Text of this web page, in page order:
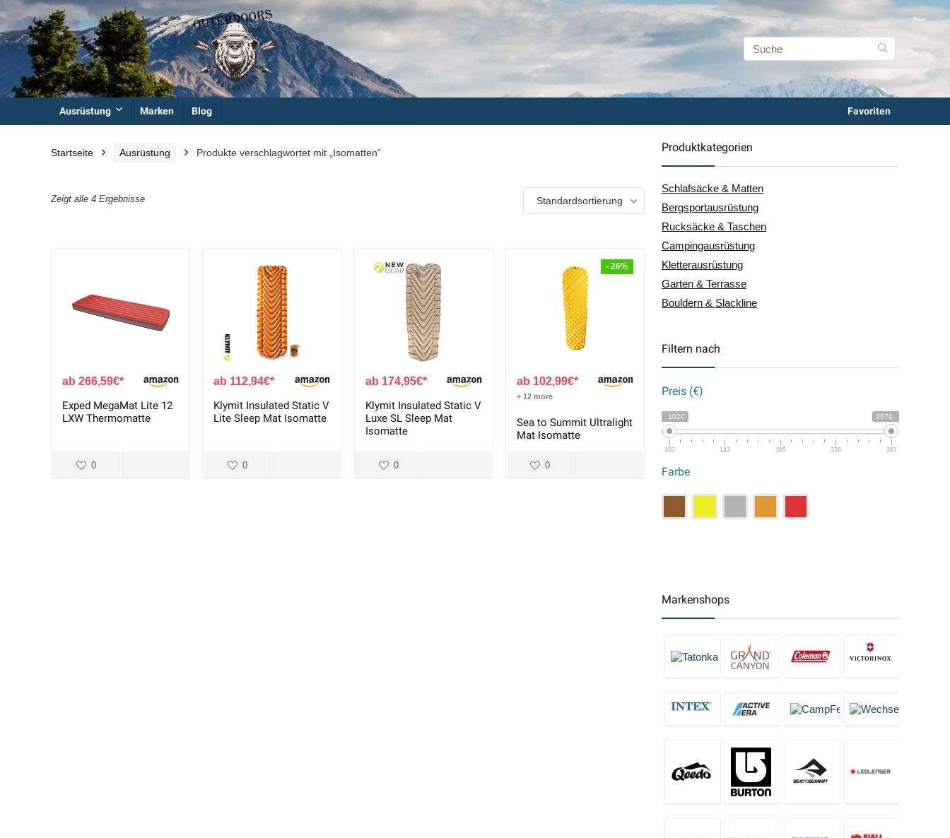
Ausrüstung Marken Blog Favoriten
Startseite Ausrüstung Produkte verschlagwortet mit „Isomatten“
Zeigt alle 4 Ergebnisse Standardsortierung
266,59€
Exped MegaMat Lite 12
LXW Thermomatte
0
112,94€
Klymit Insulated Static V
Lite Sleep Mat Isomatte
0
174,95€
Klymit Insulated Static V
Luxe SL Sleep Mat
Isomatte
0
- 26%
102,99€
+ 12 more
Sea to Summit Ultralight
Mat Isomatte
0
Produktkategorien
Schlafsäcke & Matten
Bergsportausrüstung
Rucksäcke & Taschen
Campingausrüstung
Kletterausrüstung
Garten & Terrasse
Bouldern & Slackline
Filtern nach
Preis (€)
102€ 267€
102 143 185 226 267
Farbe
Markenshops